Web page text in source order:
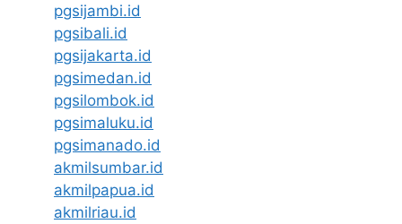
pgsijambi.id
pgsibali.id
pgsijakarta.id
pgsimedan.id
pgsilombok.id
pgsimaluku.id
pgsimanado.id
akmilsumbar.id
akmilpapua.id
akmilriau.id